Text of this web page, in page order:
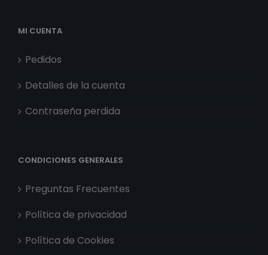
MI CUENTA
Pedidos
Detalles de la cuenta
Contraseña perdida
CONDICIONES GENERALES
Preguntas Frecuentes
Política de privacidad
Política de Cookies